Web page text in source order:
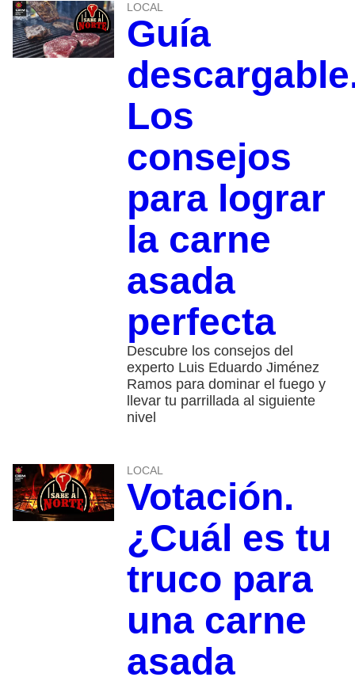
LOCAL
Guía
Los
consejos
para lograr
la carne
asada
perfecta
Descubre los consejos del
experto Luis Eduardo Jiménez
Ramos para dominar el fuego y
llevar tu parrillada al siguiente
nivel
LOCAL
Votación.
¿Cuál es tu
truco para
una carne
asada